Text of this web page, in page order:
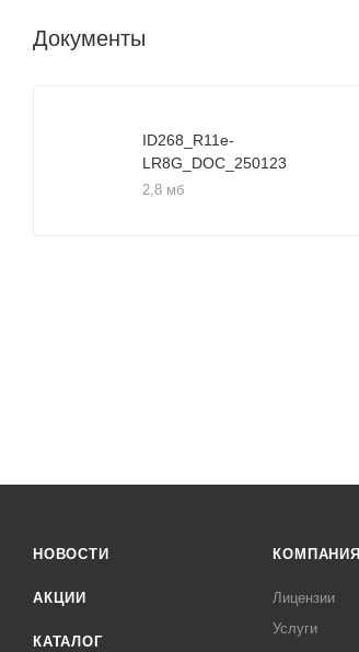
Документы
ID268_R11e-
LR8G_DOC_250123
2,8 мб
НОВОСТИ
АКЦИИ
КАТАЛОГ
КОМПАНИЯ
Лицензии
Услуги